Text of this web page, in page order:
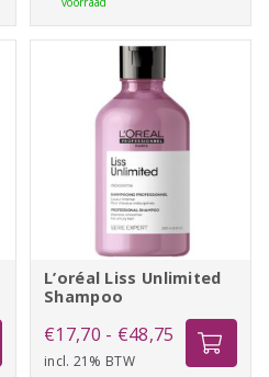
schade veroorzaakt door
binnenuit herop te bouwen en
mechanische eigenschappen en
warmte en UV-stralen.
250ml
aantal
L’oréal Liss Unlimited
Shampoo
€17,70 - €48,75 Prijsklasse:
€17,70
incl. 21% BTW